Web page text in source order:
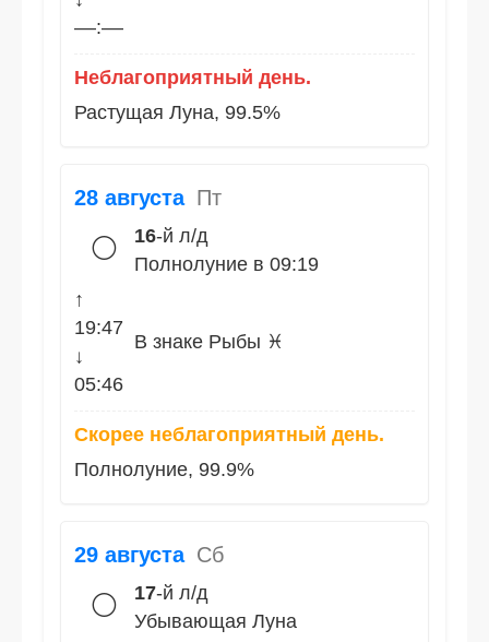
––:––
Неблагоприятный день.
Растущая Луна, 99.5%
28 августа Пт
🌕 16-й л/д
Полнолуние в 09:19
↑
19:47
↓
05:46
В знаке Рыбы ♓
Скорее неблагоприятный день.
Полнолуние, 99.9%
29 августа Сб
🌕 17-й л/д
Убывающая Луна